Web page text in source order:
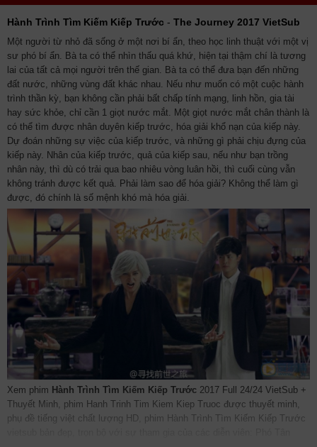
Hành Trình Tìm Kiếm Kiếp Trước - The Journey 2017 VietSub
Một người từ nhỏ đã sống ở một nơi bí ẩn, theo học linh thuật với một vị
sư phó bí ẩn. Bà ta có thể nhìn thấu quá khứ, hiện tại thậm chí là tương
lai của tất cả mọi người trên thế gian. Bà ta có thể đưa bạn đến những
đất nước, những vùng đất khác nhau. Nếu như muốn có một cuộc hành
trình thần kỳ, bạn không cần phải bất chấp tính mạng, linh hồn, gia tài
hay sức khỏe, chỉ cần 1 giọt nước mắt. Một giọt nước mắt chân thành là
có thể tìm được nhân duyên kiếp trước, hóa giải khổ nạn của kiếp này.
Dự đoán những sự việc của kiếp trước, và những gì phải chịu đựng của
kiếp này. Nhân của kiếp trước, quả của kiếp sau, nếu như bạn trồng
nhân này, thì dù có trải qua bao nhiêu vòng luân hồi, thì cuối cùng vẫn
không tránh được kết quả. Phải làm sao để hóa giải? Không thể làm gì
được, đó chính là số mệnh khó mà hóa giải.
Xem phim Hành Trình Tìm Kiếm Kiếp Trước 2017 Full 24/24 VietSub +
Thuyết Minh, phim Hanh Trinh Tim Kiem Kiep Truoc được thuyết minh,
phụ đề tiếng việt chất lượng HD, phim Hành Trình Tìm Kiếm Kiếp Trước